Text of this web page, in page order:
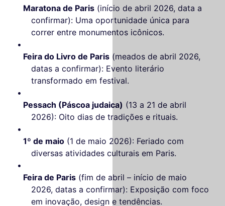
Maratona de Paris (início de abril 2026, data a
confirmar): Uma oportunidade única para
correr entre monumentos icônicos.
Feira do Livro de Paris (meados de abril 2026,
datas a confirmar): Evento literário
transformado em festival.
Pessach (Páscoa judaica) (13 a 21 de abril
2026): Oito dias de tradições e rituais.
1º de maio (1 de maio 2026): Feriado com
diversas atividades culturais em Paris.
Feira de Paris (fim de abril – início de maio
2026, datas a confirmar): Exposição com foco
em inovação, design e tendências.